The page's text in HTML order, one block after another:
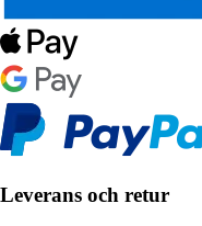
Leverans och retur